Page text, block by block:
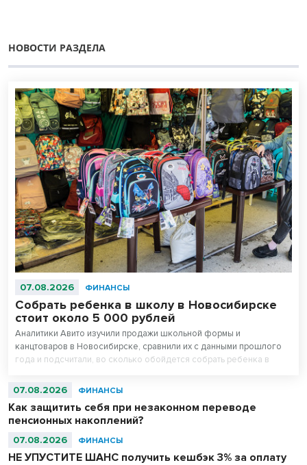
НОВОСТИ РАЗДЕЛА
07.08.2026 ФИНАНСЫ
Собрать ребенка в школу в Новосибирске
стоит около 5 000 рублей
Аналитики Авито изучили продажи школьной формы и
канцтоваров в Новосибирске, сравнили их с данными прошлого
года и подсчитали, во сколько обойдется собрать ребенка в
стоит на треть дешевле новой, а канцтовары — в два раза.
07.08.2026 ФИНАНСЫ
Как защитить себя при незаконном переводе
пенсионных накоплений?
07.08.2026 ФИНАНСЫ
НЕ УПУСТИТЕ ШАНС получить кешбэк 3% за оплату